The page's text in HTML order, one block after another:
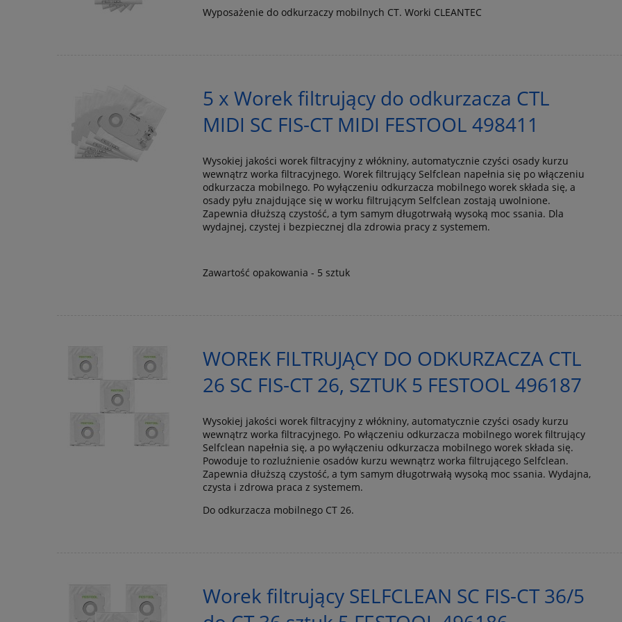
Wyposażenie do odkurzaczy mobilnych CT. Worki CLEANTEC
5 x Worek filtrujący do odkurzacza CTL
MIDI SC FIS-CT MIDI FESTOOL 498411
Wysokiej jakości worek filtracyjny z włókniny, automatycznie czyści osady kurzu
wewnątrz worka filtracyjnego. Worek filtrujący Selfclean napełnia się po włączeniu
odkurzacza mobilnego. Po wyłączeniu odkurzacza mobilnego worek składa się, a
osady pyłu znajdujące się w worku filtrującym Selfclean zostają uwolnione.
Zapewnia dłuższą czystość, a tym samym długotrwałą wysoką moc ssania. Dla
wydajnej, czystej i bezpiecznej dla zdrowia pracy z systemem.
Zawartość opakowania - 5 sztuk
WOREK FILTRUJĄCY DO ODKURZACZA CTL
26 SC FIS-CT 26, SZTUK 5 FESTOOL 496187
Wysokiej jakości worek filtracyjny z włókniny, automatycznie czyści osady kurzu
wewnątrz worka filtracyjnego. Po włączeniu odkurzacza mobilnego worek filtrujący
Selfclean napełnia się, a po wyłączeniu odkurzacza mobilnego worek składa się.
Powoduje to rozluźnienie osadów kurzu wewnątrz worka filtrującego Selfclean.
Zapewnia dłuższą czystość, a tym samym długotrwałą wysoką moc ssania. Wydajna,
czysta i zdrowa praca z systemem.
Do odkurzacza mobilnego CT 26.
Worek filtrujący SELFCLEAN SC FIS-CT 36/5